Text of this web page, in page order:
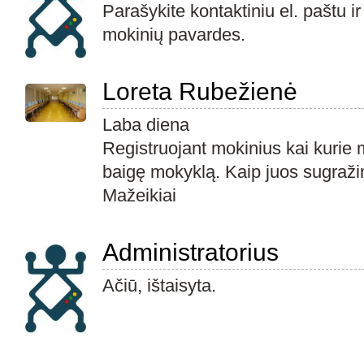
Parašykite kontaktiniu el. paštu
mokinių pavardes.
Loreta Rubežienė
Laba diena
Registruojant mokinius kai kurie
baigę mokyklą. Kaip juos
Mažeikiai
Administratorius
Ačiū, ištaisyta.